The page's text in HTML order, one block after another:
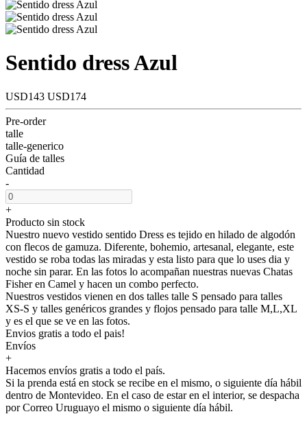
Sentido dress Azul
USD143 USD174
Pre-order
talle
talle-generico
Guía de talles
Cantidad
-
+
Producto sin stock
Nuestro nuevo vestido sentido Dress es tejido en hilado de algodón
con flecos de gamuza. Diferente, bohemio, artesanal, elegante, este
vestido se roba todas las miradas y esta listo para que lo uses dia y
noche sin parar. En las fotos lo acompañan nuestras nuevas Chatas
Fisher en Camel y hacen un combo perfecto.
Nuestros vestidos vienen en dos talles talle S pensado para talles
XS-S y talles genéricos grandes y flojos pensado para talle M,L,XL
y es el que se ve en las fotos.
Envios gratis a todo el pais!
Envíos
+
Hacemos envíos gratis a todo el país.
Si la prenda está en stock se recibe en el mismo, o siguiente día hábil
dentro de Montevideo. En el caso de estar en el interior, se despacha
por Correo Uruguayo el mismo o siguiente día hábil.